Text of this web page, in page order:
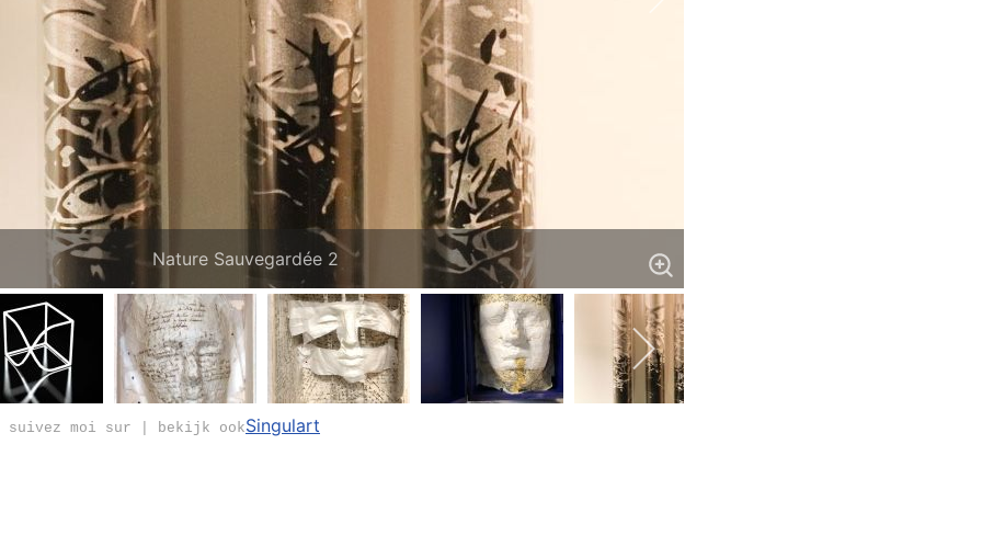
Nature Sauvegardée 2
suivez moi sur | bekijk ookSingulart